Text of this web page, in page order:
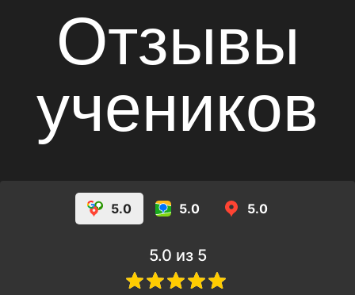
5.0 5.0 5.0
5.0 из 5
Отправить заявку